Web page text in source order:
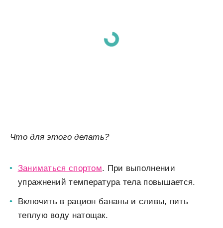
Что для этого делать?
Заниматься спортом. При выполнении
упражнений температура тела повышается.
Включить в рацион бананы и сливы, пить
теплую воду натощак.